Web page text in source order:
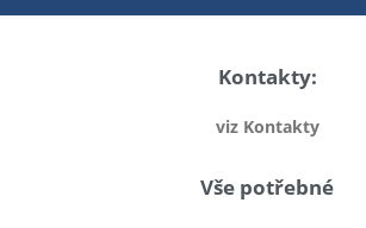
Kontakty:
viz Kontakty
Vše potřebné